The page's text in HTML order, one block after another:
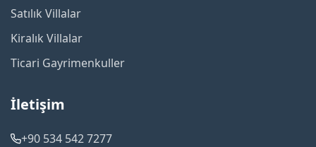
Satılık Villalar
Kiralık Villalar
Ticari Gayrimenkuller
İletişim
+90 534 542 7277